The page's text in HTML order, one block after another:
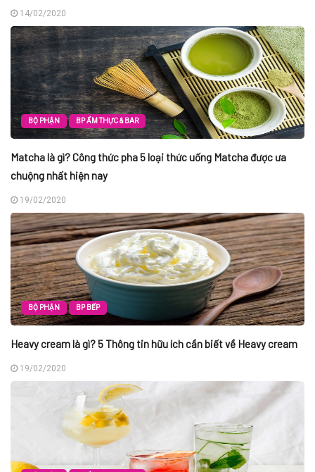
14/02/2020
BỘ PHẬN BP ẨM THỰC & BAR
Matcha là gì? Công thức pha 5 loại thức uống Matcha được ưa
chuộng nhất hiện nay
19/02/2020
BỘ PHẬN BP BẾP
Heavy cream là gì? 5 Thông tin hữu ích cần biết về Heavy cream
19/02/2020